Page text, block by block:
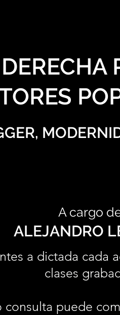
A cargo
ALEJANDRO
a dictada cada
clases
puede